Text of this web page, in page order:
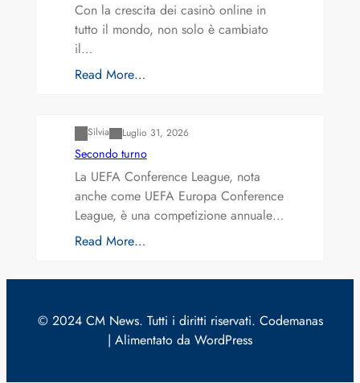
Con la crescita dei casinò online in
tutto il mondo, non solo è cambiato
il…
Read More…
Silvia Luglio 31, 2026
Secondo turno
La UEFA Conference League, nota
anche come UEFA Europa Conference
League, è una competizione annuale…
Read More…
© 2024 CM News. Tutti i diritti riservati. Codemanas
| Alimentato da WordPress